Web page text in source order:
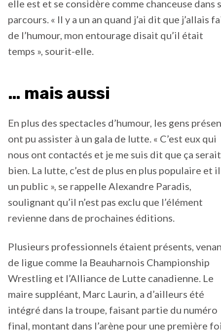
elle est et se considère comme chanceuse dans
parcours. « Il y a un an quand j’ai dit que j’allais
de l’humour, mon entourage disait qu’il était
temps », sourit-elle.
… mais aussi
En plus des spectacles d’humour, les gens
ont pu assister à un gala de lutte. « C’est eux qui
nous ont contactés et je me suis dit que ça serait
bien. La lutte, c’est de plus en plus populaire et
un public », se rappelle Alexandre Paradis,
soulignant qu’il n’est pas exclu que l’élément
revienne dans de prochaines éditions.
Plusieurs professionnels étaient présents,
de ligue comme la Beauharnois Championship
Wrestling et l’Alliance de Lutte canadienne. Le
maire suppléant, Marc Laurin, a d’ailleurs été
intégré dans la troupe, faisant partie du numéro
final, montant dans l’arène pour une première